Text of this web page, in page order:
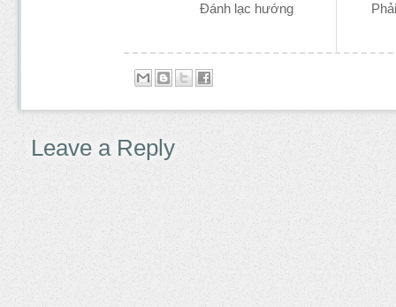
Đánh lạc hướng
Leave a Reply